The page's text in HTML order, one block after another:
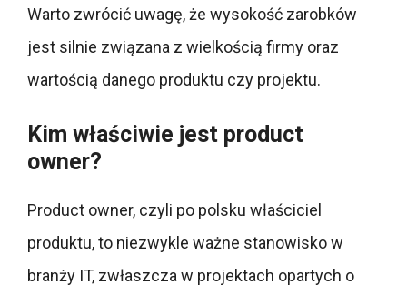
Warto zwrócić uwagę, że wysokość zarobków
jest silnie związana z wielkością firmy oraz
wartością danego produktu czy projektu.
Kim właściwie jest product
owner?
Product owner, czyli po polsku właściciel
produktu, to niezwykle ważne stanowisko w
branży IT, zwłaszcza w projektach opartych o